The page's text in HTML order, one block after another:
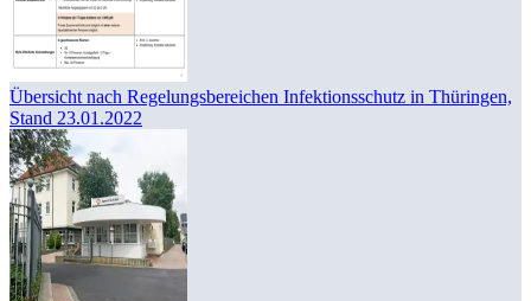
Übersicht nach Regelungsbereichen Infektionsschutz in Thüringen,
Stand 23.01.2022